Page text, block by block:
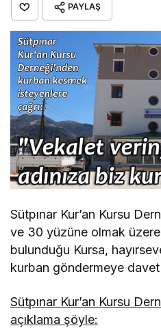
PAYLAŞ
Sütpınar Kur’an Kursu
ve 30 yüzüne olmak üzere
bulunduğu Kursa,
kurban göndermeye
Sütpınar Kur’an Kursu
açıklama şöyle: